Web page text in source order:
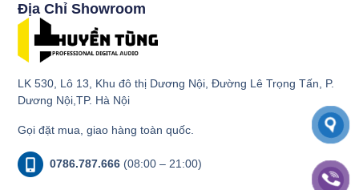
Địa Chỉ Showroom
LK 530, Lô 13, Khu đô thị Dương Nội, Đường Lê Trọng Tấn, P.
Dương Nội,TP. Hà Nội
Gọi đặt mua, giao hàng toàn quốc.
0786.787.666 (08:00 – 21:00)